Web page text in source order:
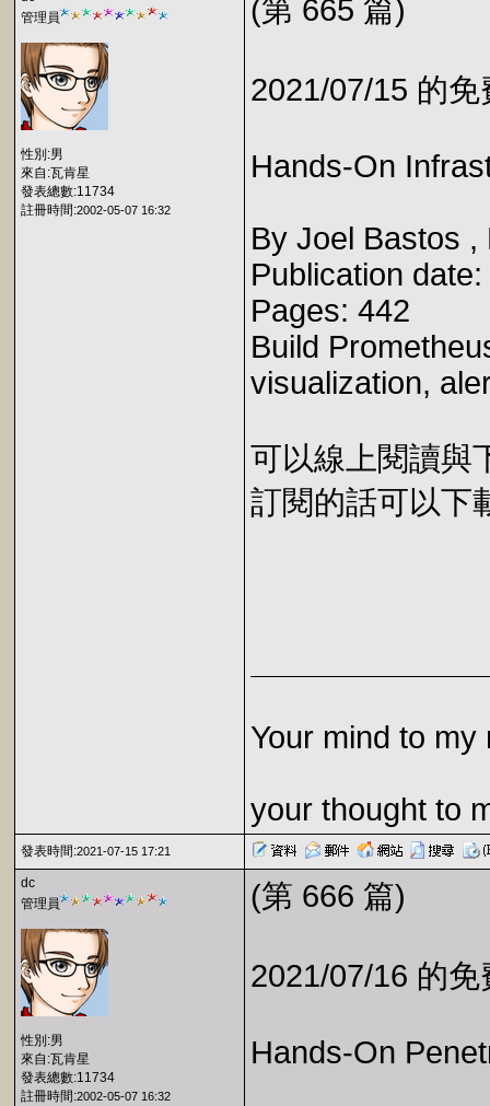
管理員
性別:男
來自:瓦肯星
發表總數:11734
註冊時間:2002-05-07 16:32
(第 665 篇)
2021/07/15 的
Hands-On
By Joel Bastos ,
Publication
Pages: 442
Build
visualization,
可以線上閱讀與
訂閱的話可以下
Your mind to my
your thought to
發表時間:2021-07-15 17:21
dc
管理員
性別:男
來自:瓦肯星
發表總數:11734
註冊時間:2002-05-07 16:32
(第 666 篇)
2021/07/16 的
Hands-On